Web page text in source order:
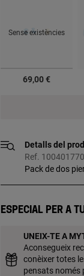
Sense existències
seleccionats
69,00 €
Detalls del
Ref.
Pack de dos
barra: 6 mm.
Especial per a
UNEIX-TE A
Aconsegueix
conèixer totes
pensats només